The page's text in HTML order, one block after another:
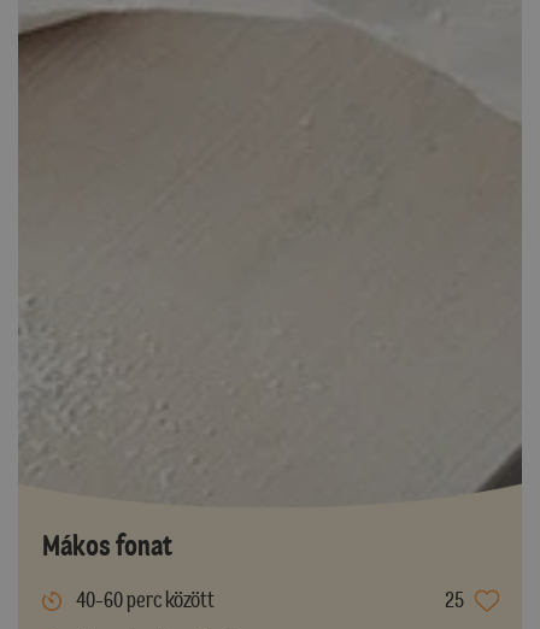
Mákos fonat
40-60 perc között
25